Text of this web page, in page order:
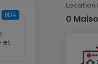
Location
0
et
BÊTA